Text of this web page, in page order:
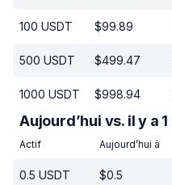
100 USDT $99.89
500 USDT $499.47
1000 USDT $998.94
Aujourd’hui vs. il y a 1
Actif Aujourd’hui à
0.5 USDT $0.5